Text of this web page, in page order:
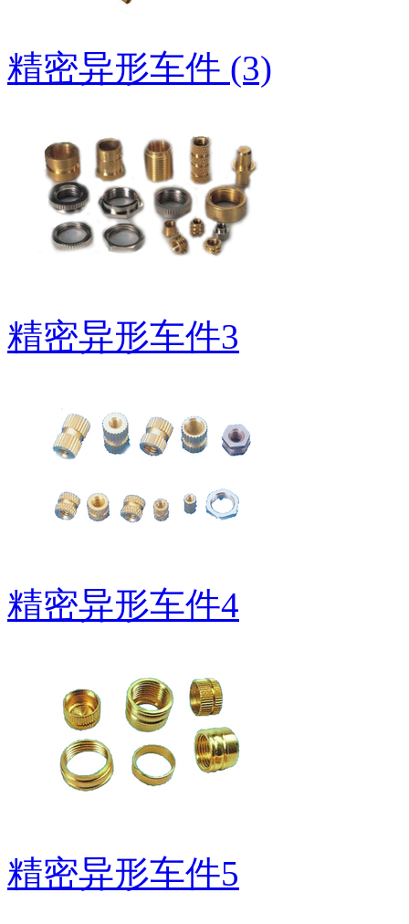
精密异形车件 (3)
精密异形车件3
精密异形车件4
精密异形车件5